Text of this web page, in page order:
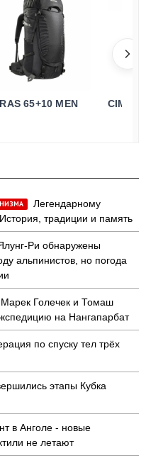
65+10 MEN CIMA
Легендарному
традиции и память
Ри обнаружены
альпинистов, но погода
Марек Голечек и Томаш
на Нангапарбат
по спуску тел трёх
этапы Кубка
в Анголе - новые
не летают